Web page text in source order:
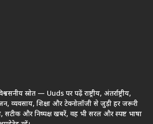
स्रोत — Uuds पर पढ़ें राष्ट्रीय, अंतर्राष्ट्रीय,
व्यवसाय, शिक्षा और टेक्नोलॉजी से जुड़ी हर जरूरी
और निष्पक्ष खबरें, वह भी सरल और स्पष्ट भाषा